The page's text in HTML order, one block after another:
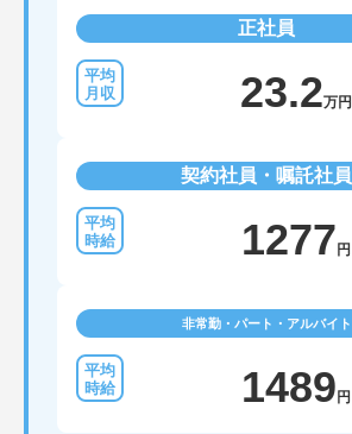
正社員
23.2万円
契約社員・嘱託社員
1277 円
非常勤・パート・アルバイト
1489 円